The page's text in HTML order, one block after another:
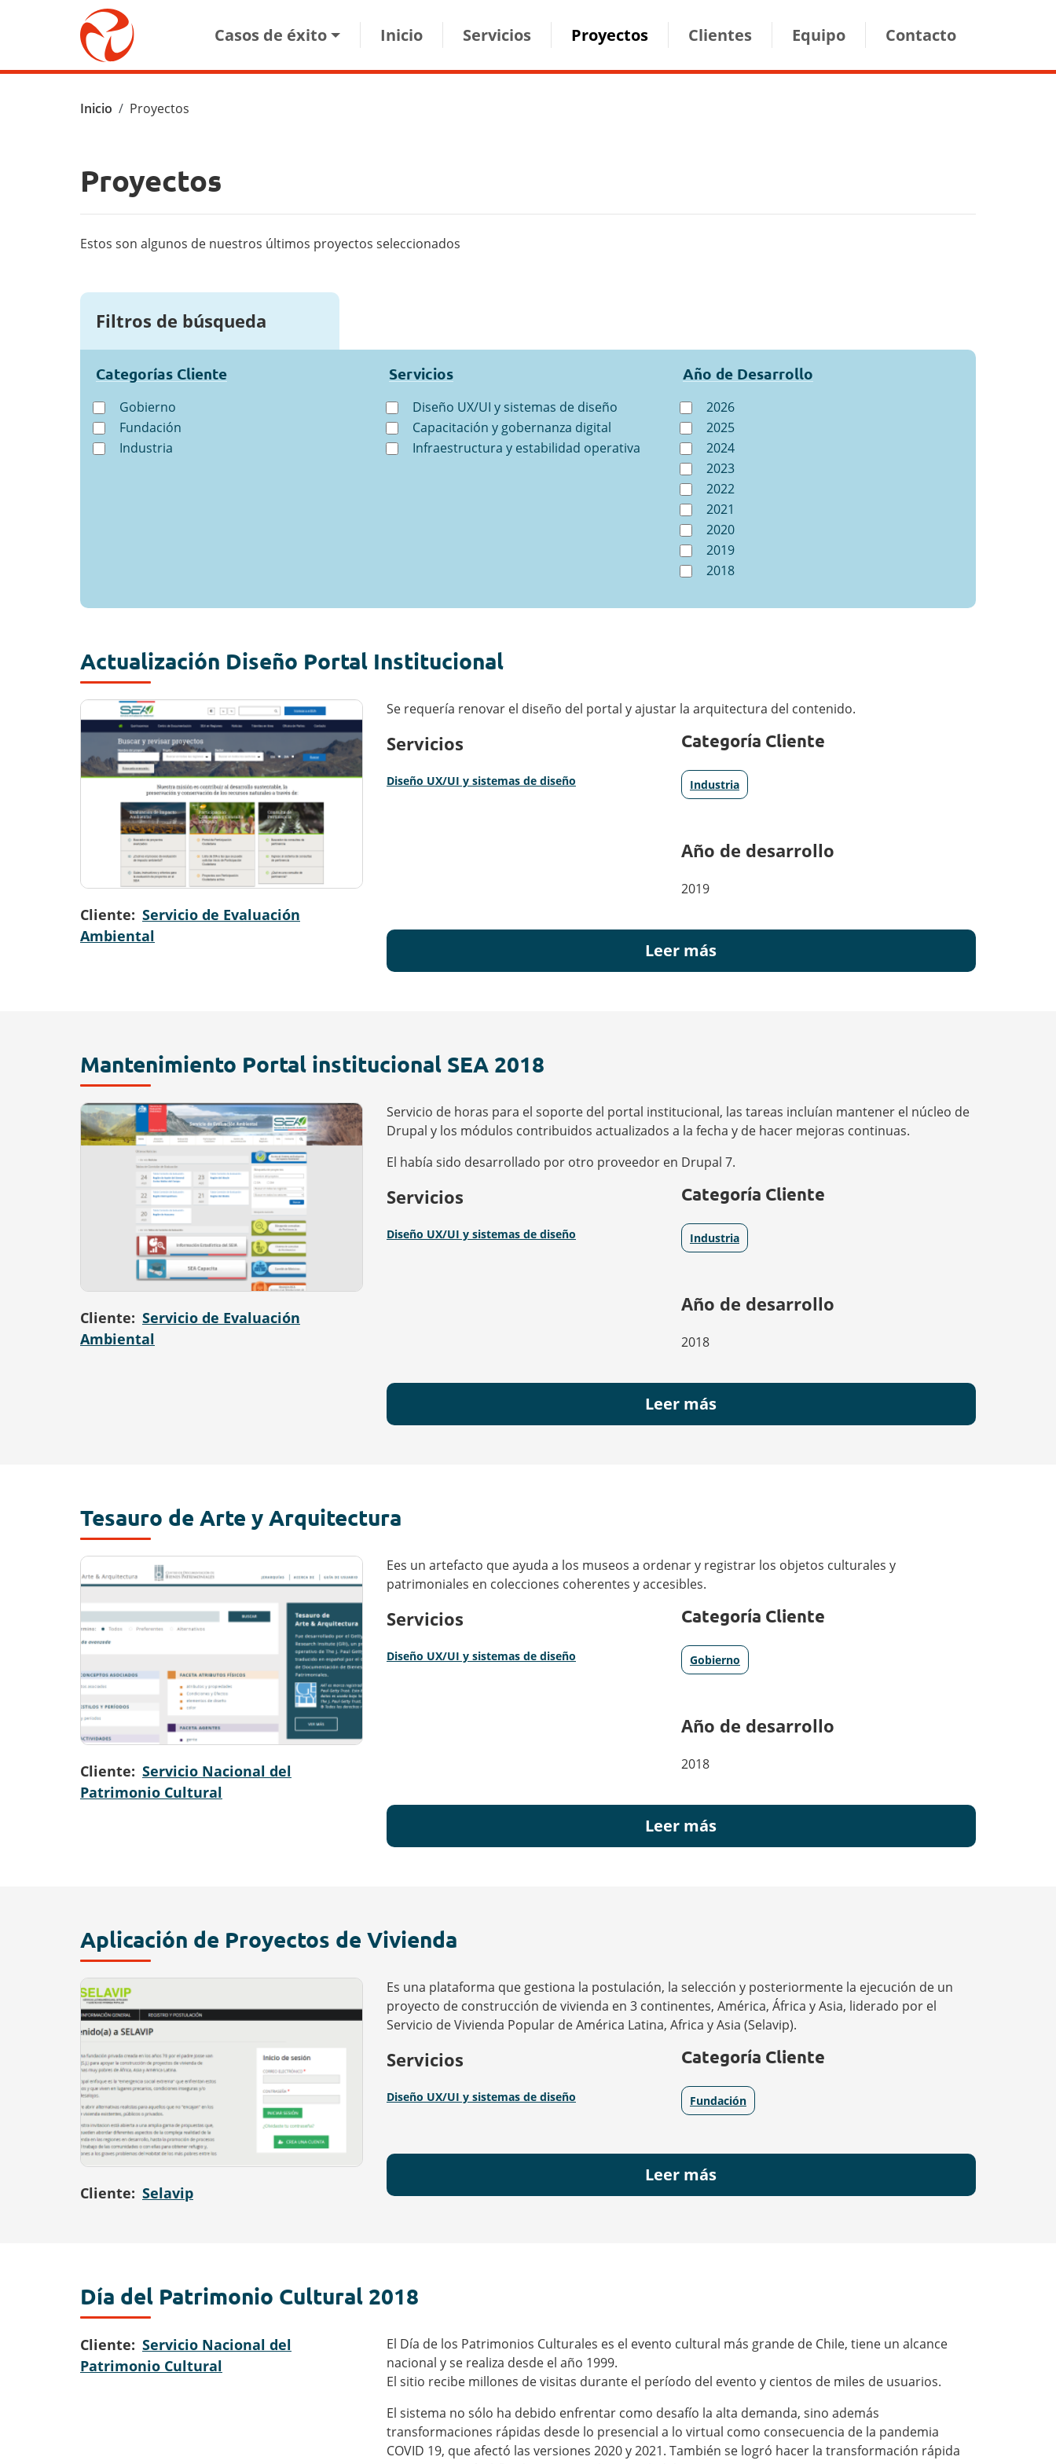
Pasar al contenido principal
Main navigation
Casos de éxito Inicio Servicios Proyectos Clientes Equipo Contacto
Ruta de navegación
Inicio Proyectos
Proyectos
Estos son algunos de nuestros últimos proyectos seleccionados
Filtros de búsqueda
Categorías Cliente
Gobierno
Fundación
Industria
Servicios
Diseño UX/UI y sistemas de diseño
Capacitación y gobernanza digital
Infraestructura y estabilidad operativa
Año de Desarrollo
2026
2025
2024
2023
2022
2021
2020
2019
2018
Actualización Diseño Portal Institucional
Cliente
Servicio de Evaluación
Ambiental
Se requería renovar el diseño del portal y ajustar la arquitectura del contenido.
Servicios
Diseño UX/UI y sistemas de diseño
Categoría Cliente
Industria
Año de desarrollo
2019
Leer más
Mantenimiento Portal institucional SEA 2018
Cliente
Servicio de Evaluación
Ambiental
Servicio de horas para el soporte del portal institucional, las tareas incluían mantener el núcleo de
Drupal y los módulos contribuidos actualizados a la fecha y de hacer mejoras continuas.
El había sido desarrollado por otro proveedor en Drupal 7.
Servicios
Diseño UX/UI y sistemas de diseño
Categoría Cliente
Industria
Año de desarrollo
2018
Leer más
Tesauro de Arte y Arquitectura
Cliente
Servicio Nacional del
Patrimonio Cultural
Ees un artefacto que ayuda a los museos a ordenar y registrar los objetos culturales y
patrimoniales en colecciones coherentes y accesibles.
Servicios
Diseño UX/UI y sistemas de diseño
Categoría Cliente
Gobierno
Año de desarrollo
2018
Leer más
Aplicación de Proyectos de Vivienda
Cliente Selavip
Es una plataforma que gestiona la postulación, la selección y posteriormente la ejecución de un
proyecto de construcción de vivienda en 3 continentes, América, África y Asia, liderado por el
Servicio de Vivienda Popular de América Latina, Africa y Asia (Selavip).
Servicios
Diseño UX/UI y sistemas de diseño
Categoría Cliente
Fundación
Leer más
Día del Patrimonio Cultural 2018
Cliente
Servicio Nacional del
Patrimonio Cultural
El Día de los Patrimonios Culturales es el evento cultural más grande de Chile, tiene un alcance
nacional y se realiza desde el año 1999.
El sitio recibe millones de visitas durante el período del evento y cientos de miles de usuarios.
El sistema no sólo ha debido enfrentar como desafío la alta demanda, sino además
transformaciones rápidas desde lo presencial a lo virtual como consecuencia de la pandemia
COVID 19, que afectó las versiones 2020 y 2021. También se logró hacer la transformación rápida